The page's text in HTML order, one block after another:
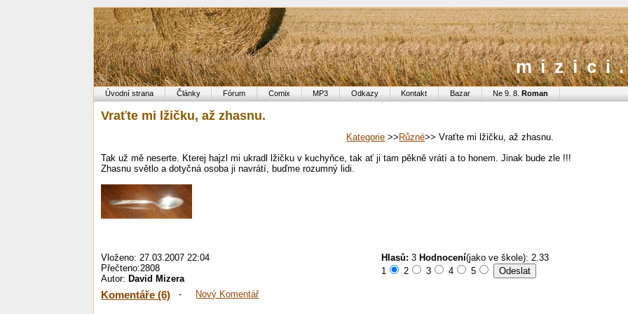
Úvodní strana Články Fórum Comix MP3 Odkazy Kontakt Bazar Ne 9. 8.Roman
Vraťte mi lžičku, až zhasnu.
Kategorie >> Různé>> Vraťte mi lžičku, až zhasnu.
Tak už mě neserte. Kterej hajzl mi ukradl lžičku v kuchyňce, tak ať ji tam pěkně vrátí a to honem. Jinak bude zle !!!
Zhasnu světlo a dotyčná osoba ji navrátí, buďme rozumný lidi.
Vloženo: 27.03.2007 22:04
Přečteno:2808
Autor: David Mizera
Hlasů:3 Hodnocení(jako ve škole): 2.33
1
2 3 4 5
Komentáře (6) - Nový Komentář